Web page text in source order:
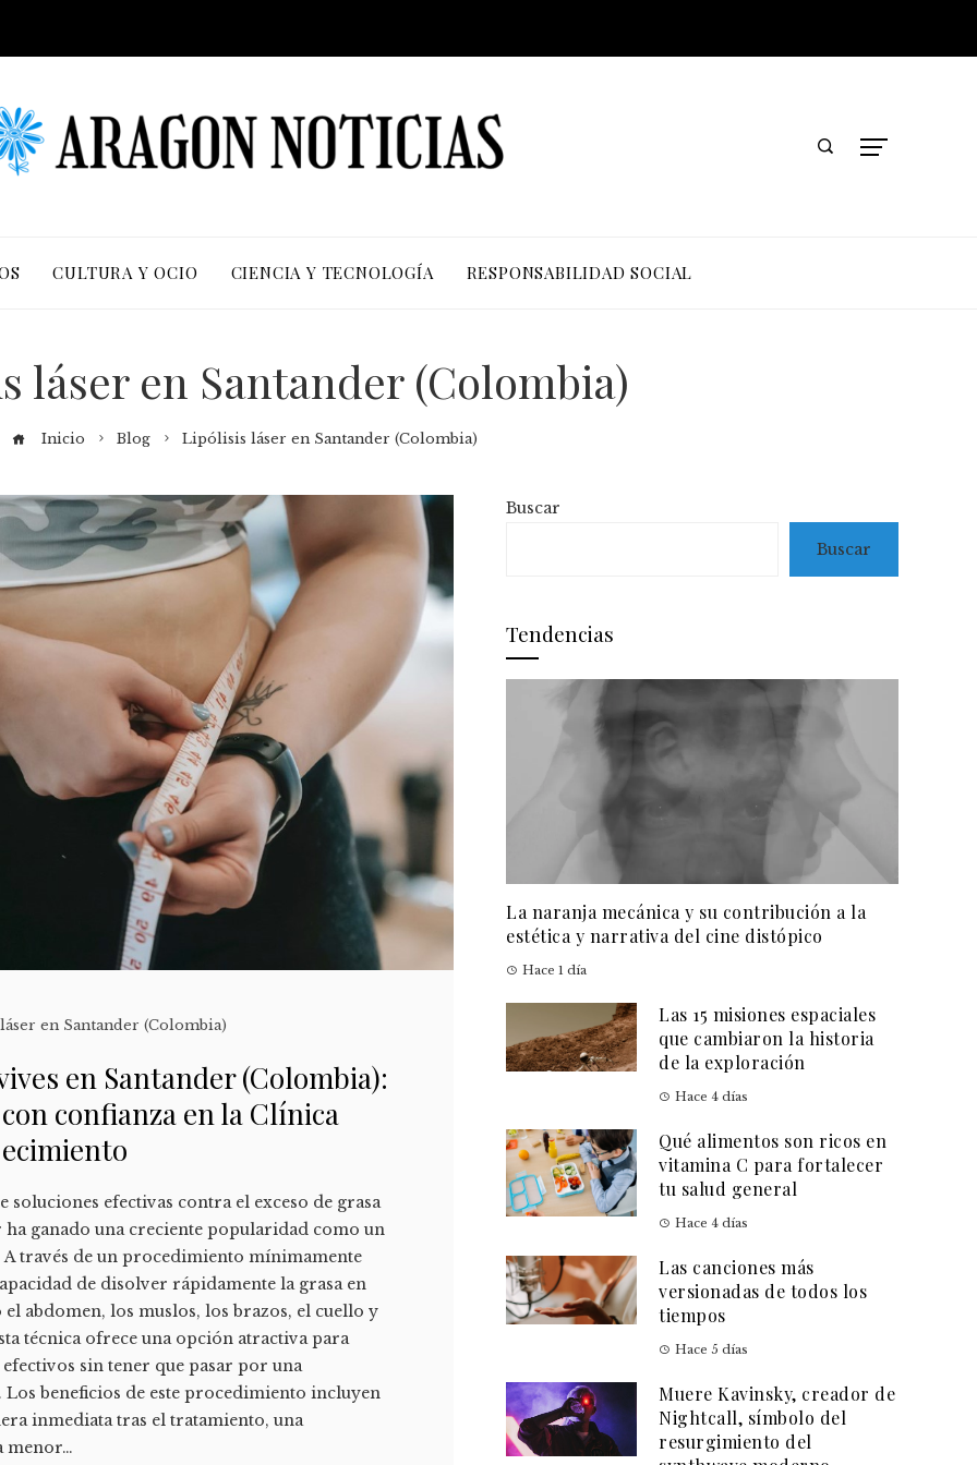
CULTURA Y OCIO CIENCIA Y TECNOLOGÍA RESPONSABILIDAD SOCIAL
láser en Santander (Colombia)
Inicio Blog Lipólisis láser en Santander (Colombia)
en Santander (Colombia)
en Santander (Colombia):
confianza en la Clínica
soluciones efectivas contra el exceso de grasa
ganado una creciente popularidad como un
A través de un procedimiento mínimamente
de disolver rápidamente la grasa en
abdomen, los muslos, los brazos, el cuello y
técnica ofrece una opción atractiva para
sin tener que pasar por una
beneficios de este procedimiento incluyen
inmediata tras el tratamiento, una
menor…
Buscar
Buscar
Tendencias
La naranja mecánica y su contribución a la
estética y narrativa del cine distópico
Hace 1 día
Las 15 misiones espaciales
que cambiaron la historia
de la exploración
Hace 4 días
Qué alimentos son ricos en
vitamina C para fortalecer
tu salud general
Hace 4 días
Las canciones más
versionadas de todos los
tiempos
Hace 5 días
Muere Kavinsky, creador de
Nightcall, símbolo del
resurgimiento del